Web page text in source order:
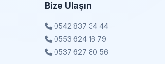
Bize Ulaşın
0542 837 34 44
0553 624 16 79
0537 627 80 56